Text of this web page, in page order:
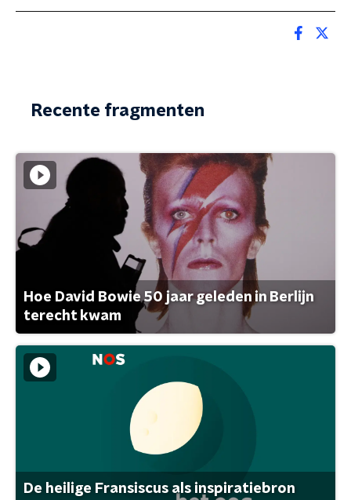
Recente fragmenten
Hoe David Bowie 50 jaar geleden in Berlijn
terecht kwam
De heilige Fransiscus als inspiratiebron